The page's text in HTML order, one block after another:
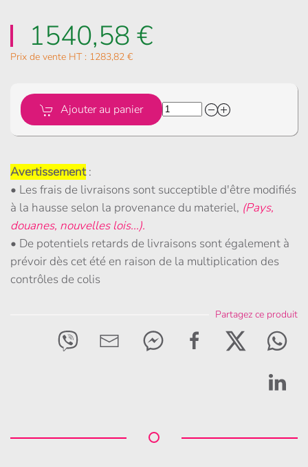
1540,58 €
Prix de vente HT : 1283,82 €
Ajouter au panier
Avertissement:
• Les frais de livraisons sont succeptible d'être modifiés
à la hausse selon la provenance du materiel, (Pays,
douanes, nouvelles lois...).
• De potentiels retards de livraisons sont également à
prévoir dès cet été en raison de la multiplication des
contrôles de colis
Partagez ce produit